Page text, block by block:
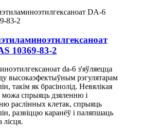
10369-83-2
da-6 з'яўляецца
высокаэфектыўным рэгулятарам
такім як брасінолід. Невялікая
можа спрыяць дзяленню і
раслінных клетак, спрыяць
развіццю каранёў і паляпшаць
лісця.